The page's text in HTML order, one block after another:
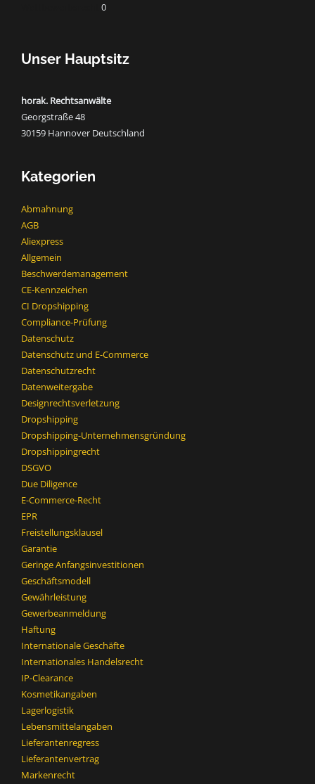
0
Unser Hauptsitz
horak. Rechtsanwälte
Georgstraße 48
30159 Hannover Deutschland
Kategorien
Abmahnung
AGB
Aliexpress
Allgemein
Beschwerdemanagement
CE-Kennzeichen
CI Dropshipping
Compliance-Prüfung
Datenschutz
Datenschutz und E-Commerce
Datenschutzrecht
Datenweitergabe
Designrechtsverletzung
Dropshipping
Dropshipping-Unternehmensgründung
Dropshippingrecht
DSGVO
Due Diligence
E-Commerce-Recht
EPR
Freistellungsklausel
Garantie
Geringe Anfangsinvestitionen
Geschäftsmodell
Gewährleistung
Gewerbeanmeldung
Haftung
Internationale Geschäfte
Internationales Handelsrecht
IP-Clearance
Kosmetikangaben
Lagerlogistik
Lebensmittelangaben
Lieferantenregress
Lieferantenvertrag
Markenrecht